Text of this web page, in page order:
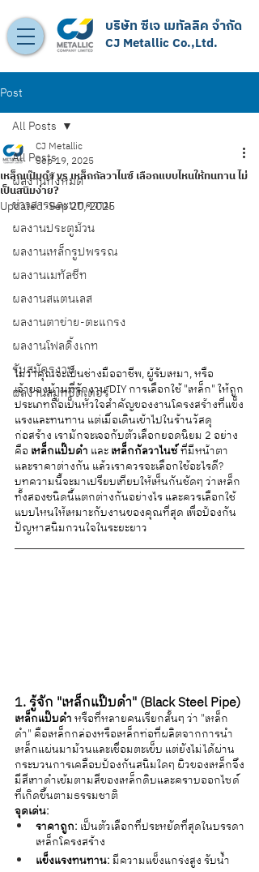
CJ Metallic Co.,Ltd.
บริษัท ซีเจ เมทัลลิค จำกัด
Post
All Posts
ผลงานทั้งหมด
ข่าวสารและบทความ
ผลงานประตูม้วน
ผลงานเหล็กรูปพรรณ
ผลงานเมทัลชีท
ผลงานสแตนเลส
ผลงานตาข่าย-ตะแกรง
ผลงานโฟลดิ้งเกท
รับสมัครงาน
ผลงานสมูทชัตเตอร์
All Posts
เหล็กแป๊บดำ vs เหล็กกัลวาไนซ์ เลือกแบบไหนให้ทนทาน ไม่
เป็นสนิมง่าย?
CJ Metallic
Sep 19, 2025
Updated:Sep 20, 2025
ไม่ว่าคุณจะเป็นช่างมืออาชีพ, ผู้รับเหมา, หรือ
เจ้าของบ้านที่รักงาน DIY การเลือกใช้ "เหล็ก" ให้ถูก
ประเภทถือเป็นหัวใจสำคัญของงานโครงสร้างที่แข็ง
แรงและทนทาน แต่เมื่อเดินเข้าไปในร้านวัสดุ
ก่อสร้าง เรามักจะเจอกับตัวเลือกยอดนิยม 2 อย่าง
คือ เหล็กแป๊บดำ และ เหล็กกัลวาไนซ์ ที่มีหน้าตา
และราคาต่างกัน แล้วเราควรจะเลือกใช้อะไรดี?
บทความนี้จะมาเปรียบเทียบให้เห็นกันชัดๆ ว่าเหล็ก
ทั้งสองชนิดนี้แตกต่างกันอย่างไร และควรเลือกใช้
แบบไหนให้เหมาะกับงานของคุณที่สุด เพื่อป้องกัน
ปัญหาสนิมกวนใจในระยะยาว
1. รู้จัก "เหล็กแป๊บดำ" (Black Steel Pipe)
เหล็กแป๊บดำ หรือที่หลายคนเรียกสั้นๆ ว่า "เหล็ก
ดำ" คือเหล็กกล่องหรือเหล็กท่อที่ผลิตจากการนำ
เหล็กแผ่นมาม้วนและเชื่อมตะเข็บ แต่ยังไม่ได้ผ่าน
กระบวนการเคลือบป้องกันสนิมใดๆ ผิวของเหล็กจึง
มีสีเทาดำเข้มตามสีของเหล็กดิบและคราบออกไซด์
ที่เกิดขึ้นตามธรรมชาติ
จุดเด่น:
ราคาถูก: เป็นตัวเลือกที่ประหยัดที่สุดในบรรดา
เหล็กโครงสร้าง
แข็งแรงทนทาน: มีความแข็งแกร่งสูง รับน้ำ